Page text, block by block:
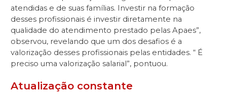
atendidas e de suas famílias. Investir na formação
desses profissionais é investir diretamente na
qualidade do atendimento prestado pelas Apaes”,
observou, revelando que um dos desafios é a
valorização desses profissionais pelas entidades. “ É
preciso uma valorização salarial”, pontuou.
Atualização constante